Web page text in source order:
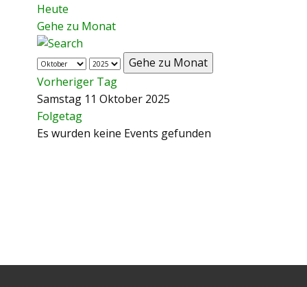
Heute
Gehe zu Monat
Gehe zu Monat
Vorheriger Tag
Samstag 11 Oktober 2025
Folgetag
Es wurden keine Events gefunden